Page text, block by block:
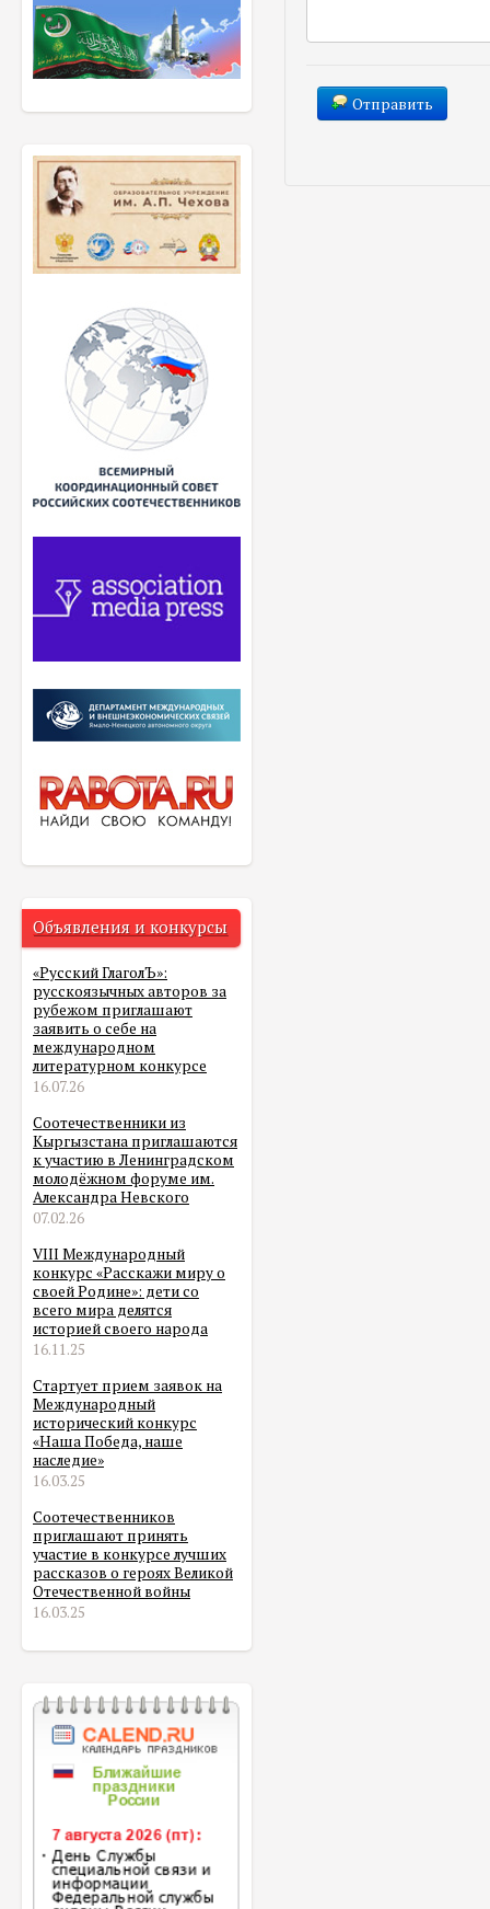
Объявления и конкурсы
«Русский ГлаголЪ»:
русскоязычных авторов за
рубежом приглашают
заявить о себе на
международном
литературном конкурсе
16.07.26
Соотечественники из
Кыргызстана приглашаются
к участию в Ленинградском
молодёжном форуме им.
Александра Невского
07.02.26
VIII Международный
конкурс «Расскажи миру о
своей Родине»: дети со
всего мира делятся
историей своего народа
16.11.25
Стартует прием заявок на
Международный
исторический конкурс
«Наша Победа, наше
наследие»
16.03.25
Соотечественников
приглашают принять
участие в конкурсе лучших
рассказов о героях Великой
Отечественной войны
16.03.25
Отправить